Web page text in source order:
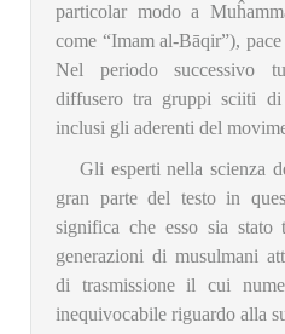
particolar modo a
come “Imam al-Bāqir”),
Nel periodo successivo
diffusero tra gruppi sciiti di
inclusi gli aderenti del
Gli esperti nella scienza
gran parte del testo in
significa che esso sia stato
generazioni di musulmani
di trasmissione il cui
inequivocabile riguardo alla